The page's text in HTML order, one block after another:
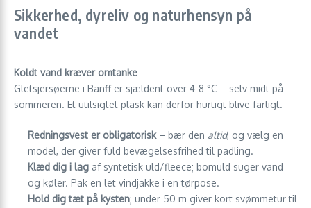
Sikkerhed, dyreliv og naturhensyn på
vandet
Koldt vand kræver omtanke
Gletsjersøerne i Banff er sjældent over 4-8 °C – selv midt på
sommeren. Et utilsigtet plask kan derfor hurtigt blive farligt.
Redningsvest er obligatorisk– bær den altid, og vælg en
model, der giver fuld bevægelsesfrihed til padling.
Klæd dig i lag af syntetisk uld/fleece; bomuld suger vand
og køler. Pak en let vindjakke i en tørpose.
Hold dig tæt på kysten; under 50 m giver kort svømmetur til